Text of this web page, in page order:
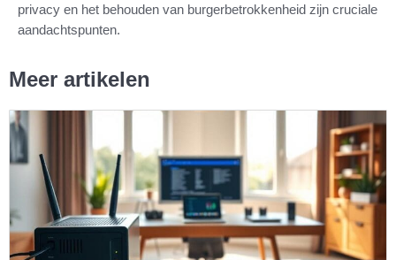
privacy en het behouden van burgerbetrokkenheid zijn cruciale
aandachtspunten.
Meer artikelen